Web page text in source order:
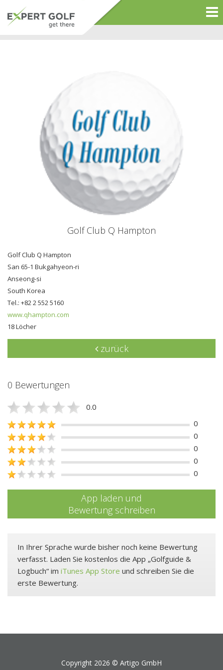
Golf Club Q Hampton
Golf Club Q Hampton
San 65-1 Bukgahyeon-ri
Anseong-si
South Korea
Tel.: +82 2 552 5160
www.qhampton.com
18 Löcher
zurück
0 Bewertungen
0.0
0
0
0
0
0
App laden und
Bewertung schreiben
In Ihrer Sprache wurde bisher noch keine Bewertung
verfasst. Laden Sie kostenlos die App „Golfguide &
Logbuch“ im iTunes App Store und schreiben Sie die
erste Bewertung.
Copyright 2026 © Artigo GmbH